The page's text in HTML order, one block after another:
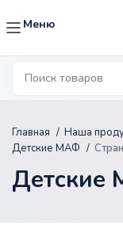
Меню
Главная Наша
Детские МАФ